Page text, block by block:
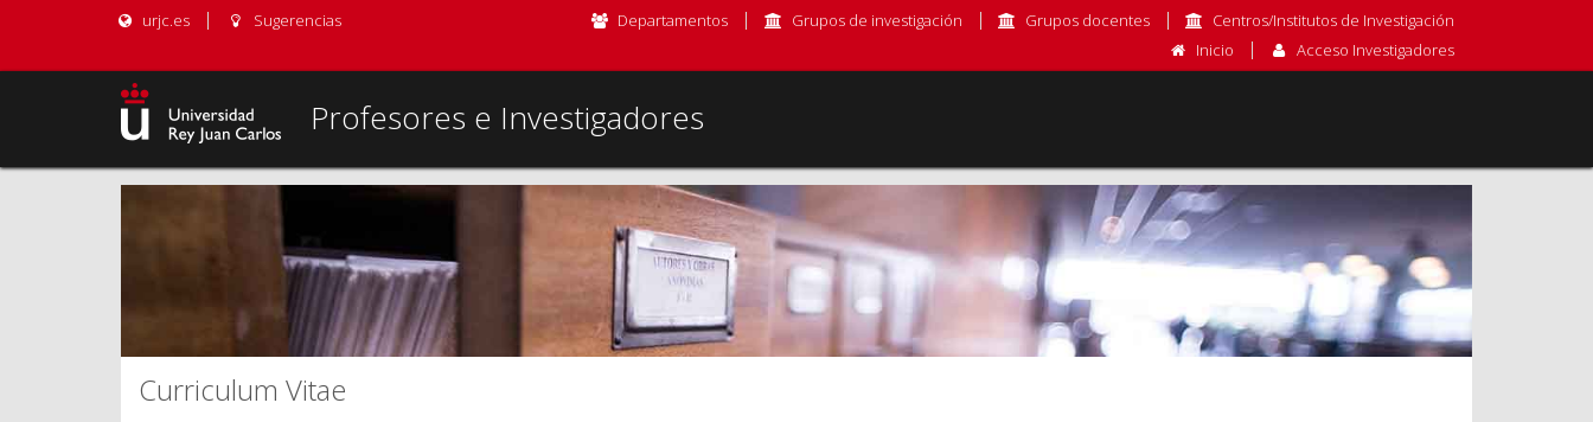
urjc.es Sugerencias Departamentos Grupos de investigación Grupos docentes
Centros/Institutos de Investigación
Inicio
Acceso Investigadores
Profesores e Investigadores
Curriculum Vitae